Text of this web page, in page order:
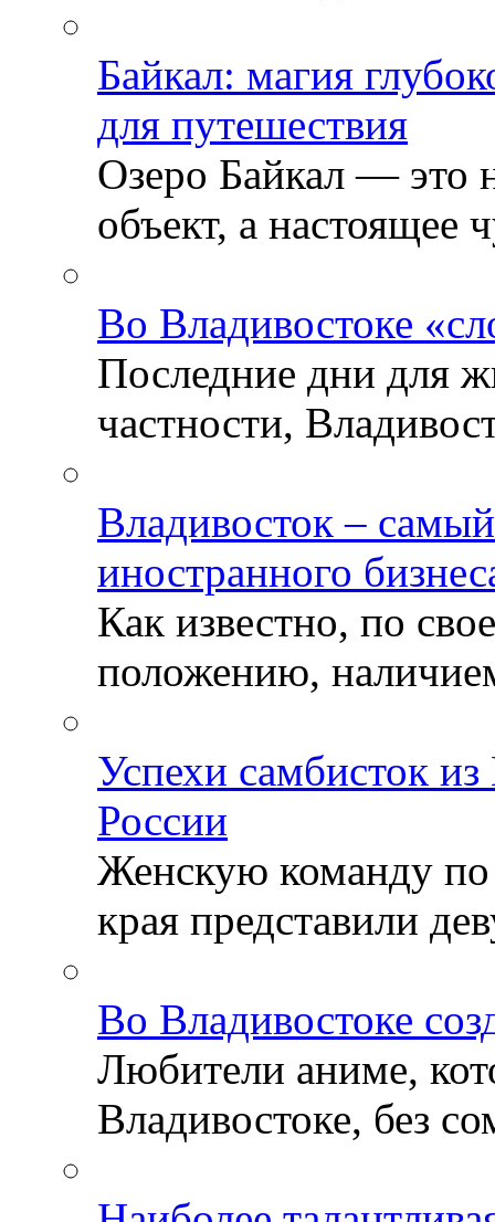
Байкал: магия
для путешествия
Озеро Байкал — это
объект, а настоящее
Во Владивостоке
Последние дни для
частности,
Владивосток –
иностранного
Как известно, по
положению,
Успехи самбисток
России
Женскую команду
края представили
Во Владивостоке
Любители аниме,
Владивостоке, без